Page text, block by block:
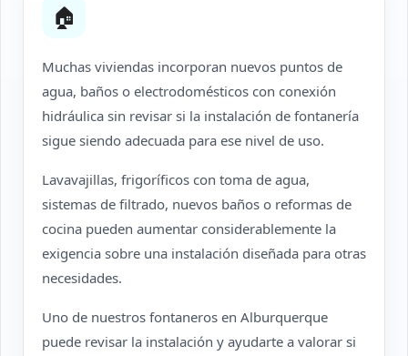
🏠
Muchas viviendas incorporan nuevos puntos de
agua, baños o electrodomésticos con conexión
hidráulica sin revisar si la instalación de fontanería
sigue siendo adecuada para ese nivel de uso.
Lavavajillas, frigoríficos con toma de agua,
sistemas de filtrado, nuevos baños o reformas de
cocina pueden aumentar considerablemente la
exigencia sobre una instalación diseñada para otras
necesidades.
Uno de nuestros fontaneros en Alburquerque
puede revisar la instalación y ayudarte a valorar si